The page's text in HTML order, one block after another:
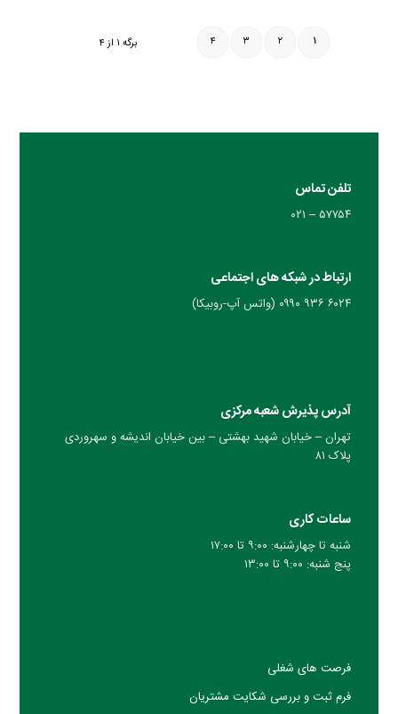
برگه ۱ از ۴ ۱ ۲ ۳ ۴
تلفن تماس
۵۷۷۵۴ – ۰۲۱
ارتباط در شبکه های اجتماعی
۶۰۲۴ ۹۳۶ ۰۹۹۰ (واتس آپ-روبیکا)
آدرس پذیرش شعبه مرکزی
تهران – خیابان شهید بهشتی – بین خیابان اندیشه و سهروردی
پلاک ۸۱
ساعات کاری
شنبه تا چهارشنبه: ۹:۰۰ تا ۱۷:۰۰
پنج شنبه: ۹:۰۰ تا ۱۳:۰۰
فرصت های شغلی
فرم ثبت و بررسی شکایت مشتریان